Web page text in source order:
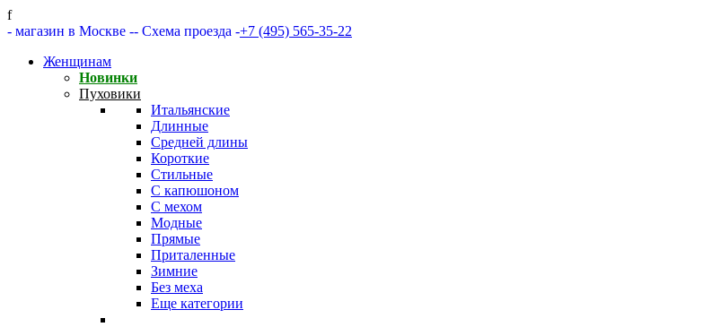
f
- магазин в Москве -- Схема проезда -+7 (495) 565-35-22
Женщинам
Новинки
Пуховики
Итальянские
Длинные
Средней длины
Короткие
Стильные
С капюшоном
С мехом
Модные
Прямые
Приталенные
Зимние
Без меха
Еще категории